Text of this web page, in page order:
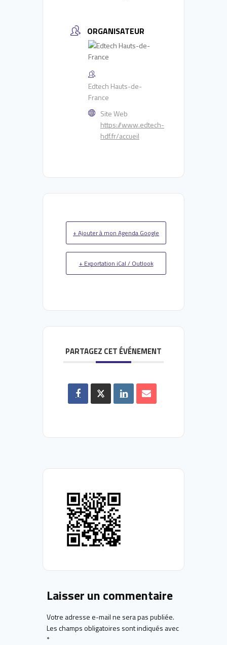
ORGANISATEUR
Edtech Hauts-de-
France
Site Web
https://www.edtech-
hdf.fr/accueil
+ Ajouter à mon Agenda Google
+ Exportation iCal / Outlook
PARTAGEZ CET ÉVÉNEMENT
Laisser un commentaire
Votre adresse e-mail ne sera pas publiée.
Les champs obligatoires sont indiqués avec
*